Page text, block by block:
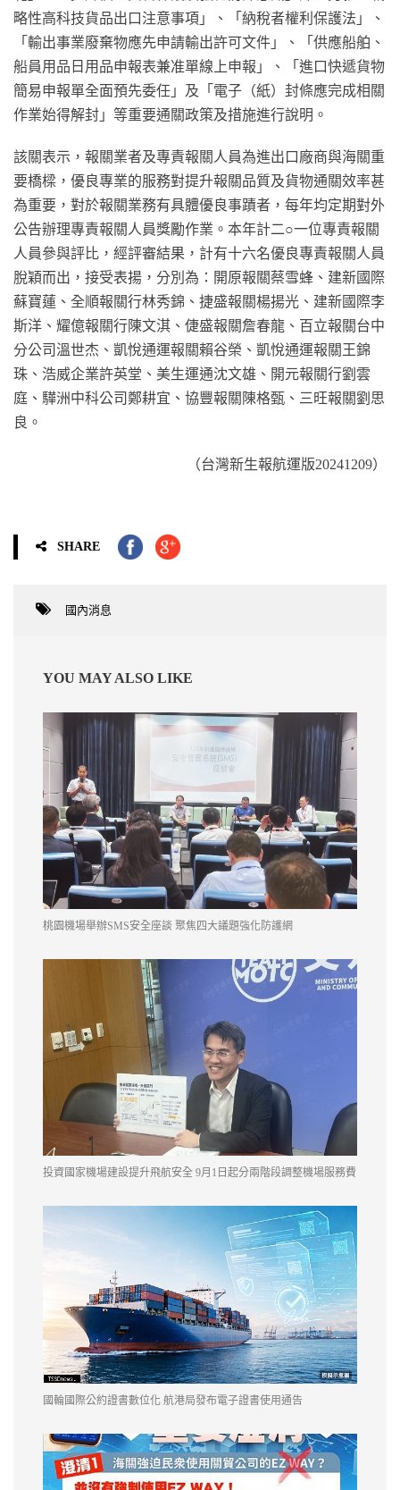
略性高科技貨品出口注意事項」、「納稅者權利保護法」、
「輸出事業廢棄物應先申請輸出許可文件」、「供應船舶、
船員用品日用品申報表兼准單線上申報」、「進口快遞貨物
簡易申報單全面預先委任」及「電子（紙）封條應完成相關
作業始得解封」等重要通關政策及措施進行說明。
該關表示，報關業者及專責報關人員為進出口廠商與海關重
要橋樑，優良專業的服務對提升報關品質及貨物通關效率甚
為重要，對於報關業務有具體優良事蹟者，每年均定期對外
公告辦理專責報關人員獎勵作業。本年計二○一位專責報關
人員參與評比，經評審結果，計有十六名優良專責報關人員
脫穎而出，接受表揚，分別為：開原報關蔡雪蜂、建新國際
蘇寶蓮、全順報關行林秀錦、捷盛報關楊揚光、建新國際李
斯洋、耀億報關行陳文淇、倢盛報關詹春龍、百立報關台中
分公司溫世杰、凱悅通運報關賴谷榮、凱悅通運報關王錦
珠、浩威企業許英堂、美生運通沈文雄、開元報關行劉雲
庭、驊洲中科公司鄭耕宜、協豐報關陳格甄、三旺報關劉思
良。
（台灣新生報航運版20241209）
SHARE
國內消息
YOU MAY ALSO LIKE
桃園機場舉辦SMS安全座談 聚焦四大議題強化防護網
投資國家機場建設提升飛航安全 9月1日起分兩階段調整機場服務費
國輪國際公約證書數位化 航港局發布電子證書使用通告